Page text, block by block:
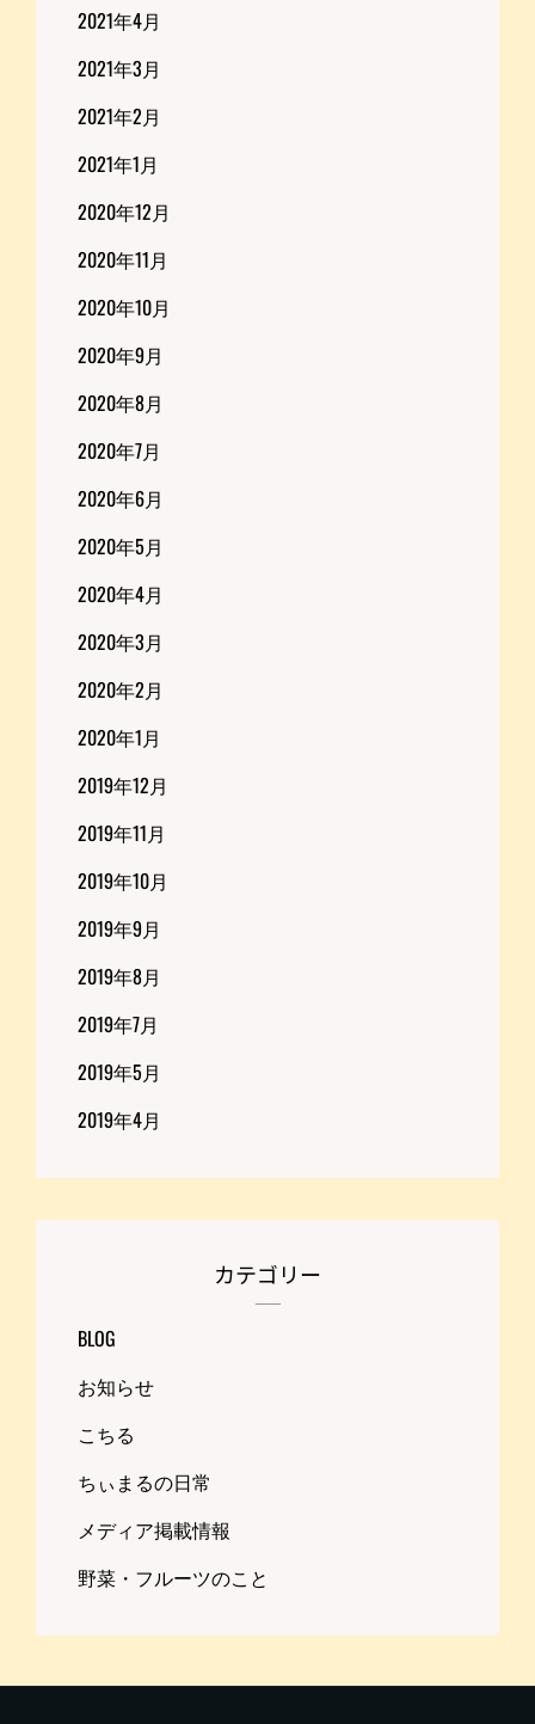
2021年4月
2021年3月
2021年2月
2021年1月
2020年12月
2020年11月
2020年10月
2020年9月
2020年8月
2020年7月
2020年6月
2020年5月
2020年4月
2020年3月
2020年2月
2020年1月
2019年12月
2019年11月
2019年10月
2019年9月
2019年8月
2019年7月
2019年5月
2019年4月
カテゴリー
BLOG
お知らせ
こちる
ちぃまるの日常
メディア掲載情報
野菜・フルーツのこと